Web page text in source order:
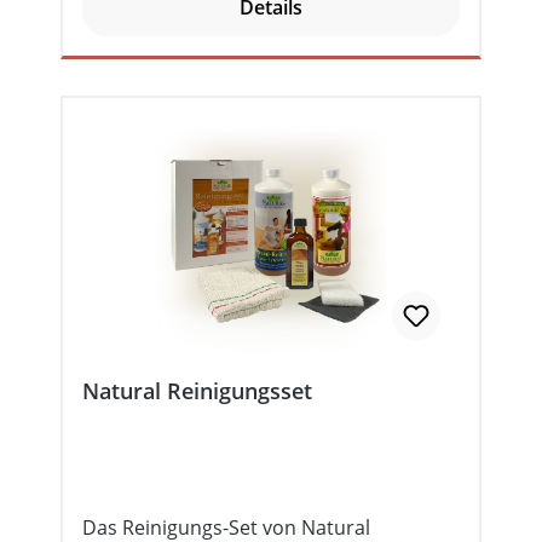
Pflegewachsöl 100 ml1 Schleifpad 1
Details
Natural Reinigungsset
Das Reinigungs-Set von Natural